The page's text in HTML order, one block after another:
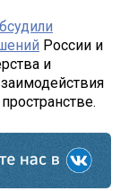
России и
и